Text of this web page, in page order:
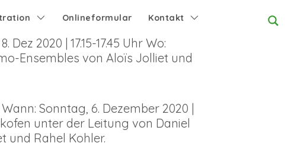
Onlineformular Kontakt
2020 | 17.15-17.45 Uhr Wo:
Ensembles von Aloïs Jolliet und
Sonntag, 6. Dezember 2020 |
unter der Leitung von Daniel
und Rahel Kohler.